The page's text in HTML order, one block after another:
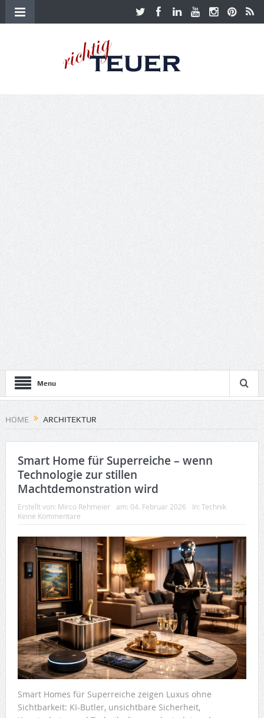
Menu
HOME ARCHITEKTUR
Smart Home für Superreiche – wenn
Technologie zur stillen
Machtdemonstration wird
Erstellt von: Mirco Rehmeier am: 04. Februar 2026 In: Technik
Keine Kommentare
Smart Homes für Superreiche zeigen Luxus ohne
Sichtbarkeit: KI-Butler, unsichtbare Sicherheit,